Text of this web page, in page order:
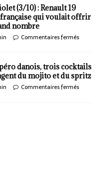
(3/10) : Renault 19
qui voulait offrir
nombre
Commentaires fermés
danois, trois cocktails
du mojito et du spritz
Commentaires fermés